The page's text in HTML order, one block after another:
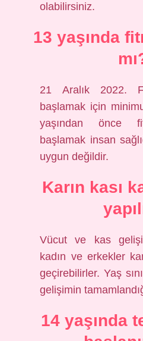
olabilirsiniz.
13 yaşında
21 Aralık 2022.
başlamak için
yaşından önce
başlamak insan
uygun değildir.
Karın kası
Vücut ve kas
kadın ve erkekler
geçirebilirler. Yaş
gelişimin
14 yaşında